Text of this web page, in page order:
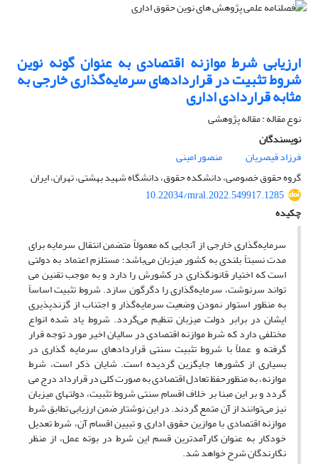
ارزیابی شرط موازنه اقتصادی به عنوان گونه نوین
شروط تثبیت در قراردادهای سرمایه‌گذاری خارجی به
مثابه قراردادی اداری
نوع مقاله : مقاله پژوهشی
نویسندگان
فرزاد قیصریان
منصور امینی
گروه حقوق خصوصی، دانشکده حقوق، دانشگاه شهید بهشتی، تهران، ایران
10.22034/mral.2022.549917.1285
چکیده
سرمایه‌گذاری خارجی از آنجایی که معمولاً متضمن انتقال سرمایه برای
مدت نسبتاً بلندی به کشور میزبان می‌باشد؛ مستلزم اعتماد به دولتی
است که اختیار قانونگذاری در کشورش را دارد و به موجب تقنین می
تواند سرنوشت، سرمایه‌گذاری را دگرگون سازد. شروط تثبیت اساساً
به منظور استوار نمودن وضعیت سرمایه‌گذار و اجتناب از گزندپذیری
ایشان در برابر دولت میزبان تنظیم می‌گردد. شروط یاد شده انواع
مختلفی دارد که شرط موازنه اقتصادی در سالیان اخیر مورد توجه قرار
گرفته و عملاً با شروط تثبیت سنتی قراردادهای سرمایه گذاری در
بسیاری از کشورها جایگزین گردیده است. شایان ذکر است، شرط
موازنه، به منظورحفظ تعادل اقتصادی به صورت کلی در قرارداد درج می
گردد و بر این مبنا بر خلاف اقسام سنتی شروط تثبیت، دولتهای میزبان
نیز می‌توانند از آن متمع گردند. در این نوشتار ضمن ارزیابی تطابق شرط
موازنه اقتصادی با موازین حقوق اداری و تبیین اقسام آن، شرط تعدیل
خودکار به عنوان کارآمدترین قسم این شرط در بوته عمل، از منظر
نگارندگان شرح خواهد شد.